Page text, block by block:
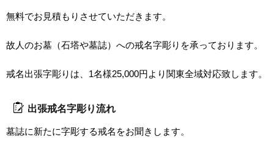
無料でお見積もりさせていただきます。
故人のお墓（石塔や墓誌）への戒名字彫りを承っております。
戒名出張字彫りは、1名様25,000円より関東全域対応致します。
出張戒名字彫り流れ
墓誌に新たに字彫する戒名をお聞きします。